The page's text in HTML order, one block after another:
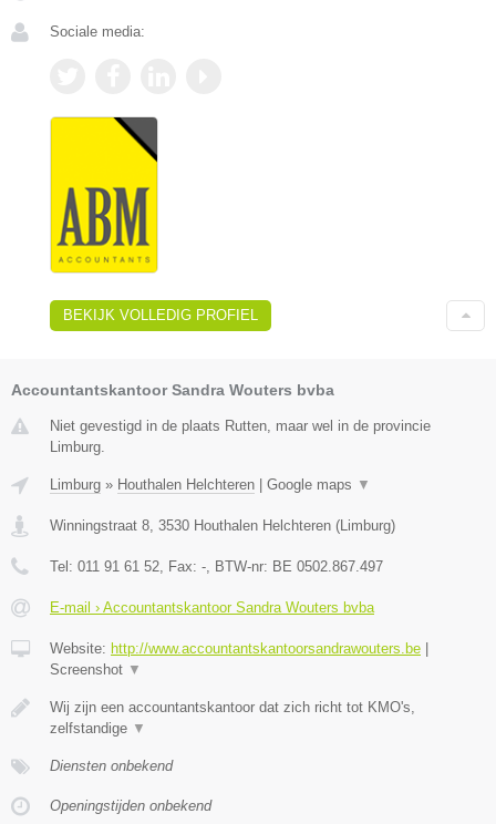
Sociale media:
BEKIJK VOLLEDIG PROFIEL
Accountantskantoor Sandra Wouters bvba
Niet gevestigd in de plaats Rutten, maar wel in de provincie
Limburg.
Limburg » Houthalen Helchteren Google maps ▼
Winningstraat 8, 3530 Houthalen Helchteren (Limburg)
Tel: 011 91 61 52, Fax: -, BTW-nr: BE 0502.867.497
E-mail › Accountantskantoor Sandra Wouters bvba
Website: http://www.accountantskantoorsandrawouters.be
Screenshot ▼
Wij zijn een accountantskantoor dat zich richt tot KMO's,
zelfstandige ▼
Diensten onbekend
Openingstijden onbekend